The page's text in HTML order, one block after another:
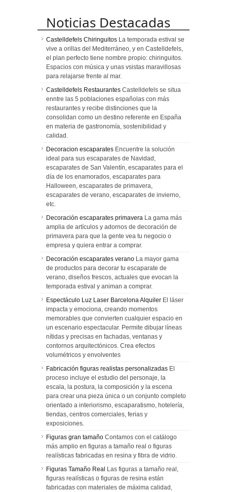
Noticias Destacadas
Castelldefels Chiringuitos La temporada estival se
vive a orillas del Mediterráneo, y en Castelldefels,
el plan perfecto tiene nombre propio: chiringuitos.
Espacios con música y unas vsistas maravillosas
para relajarse frente al mar.
Castelldefels Restaurantes Castelldefels se situa
enntre las 5 poblaciones españolas con más
restaurantes y recibe distinciones que la
consolidan como un destino referente en España
en materia de gastronomía, sostenibilidad y
calidad.
Decoracion escaparates Encuentre la solución
ideal para sus escaparates de Navidad,
escaparates de San Valentín, escaparates para el
día de los enamorados, escaparates para
Halloween, escaparates de primavera,
escaparates de verano, escaparates de invierno,
etc.
Decoración escaparates primavera La gama más
amplia de artículos y adornos de decoración de
primavera para que la gente vea tu negocio o
empresa y quiera entrar a comprar.
Decoración escaparates verano La mayor gama
de productos para decorar tu escaparate de
verano, diseños frescos, actuales que evocan la
temporada estival y animan a comprar.
Espectáculo Luz Laser Barcelona Alquiler El láser
impacta y emociona, creando momentos
memorables que convierten cualquier espacio en
un escenario espectacular. Permite dibujar líneas
nítidas y precisas en fachadas, ventanas y
contornos arquitectónicos. Crea efectos
volumétricos y envolventes
Fabricación figuras realistas personalizadas El
proceso incluye el estudio del personaje, la
escala, la postura, la composición y la escena
para crear una pieza única o un conjunto completo
orientado a interiorismo, escaparatismo, hotelería,
tiendas, centros comerciales, ferias y
exposiciones.
Figuras gran tamaño Contamos con el catálogo
más amplio en figuras a tamaño real o figuras
realísticas fabricadas en resina y fibra de vidrio.
Figuras Tamaño Real Las figuras a tamaño real,
figuras realísticas o figuras de resina están
fabricadas con materiales de máxima calidad,